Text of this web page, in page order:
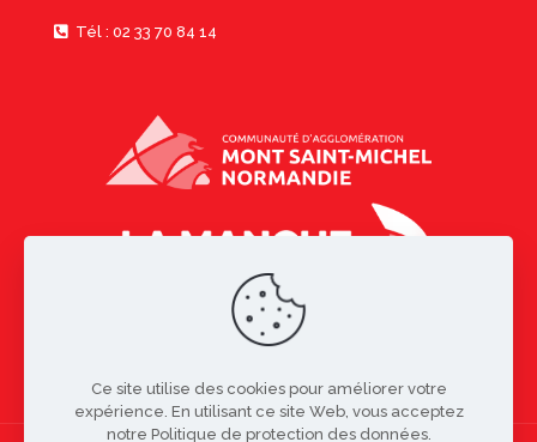
Tél : 02 33 70 84 14
Ce site utilise des cookies pour améliorer votre
expérience. En utilisant ce site Web, vous acceptez
notre Politique de protection des données.